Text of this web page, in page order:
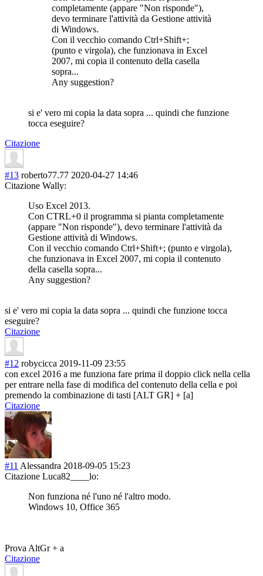
completamente (appare "Non risponde"),
devo terminare l'attività da Gestione attività
di Windows.
Con il vecchio comando Ctrl+Shift+;
(punto e virgola), che funzionava in Excel
2007, mi copia il contenuto della casella
sopra...
Any suggestion?
si e' vero mi copia la data sopra ... quindi che funzione
tocca eseguire?
Citazione
#13 roberto77.77 2020-04-27 14:46
Citazione Wally:
Uso Excel 2013.
Con CTRL+0 il programma si pianta completamente
(appare "Non risponde"), devo terminare l'attività da
Gestione attività di Windows.
Con il vecchio comando Ctrl+Shift+; (punto e virgola),
che funzionava in Excel 2007, mi copia il contenuto
della casella sopra...
Any suggestion?
si e' vero mi copia la data sopra ... quindi che funzione tocca
eseguire?
Citazione
#12 robycicca 2019-11-09 23:55
con excel 2016 a me funziona fare prima il doppio click nella cella
per entrare nella fase di modifica del contenuto della cella e poi
premendo la combinazione di tasti [ALT GR] + [a]
Citazione
#11 Alessandra 2018-09-05 15:23
Citazione Luca82____lo:
Non funziona né l'uno né l'altro modo.
Windows 10, Office 365
Prova AltGr + a
Citazione